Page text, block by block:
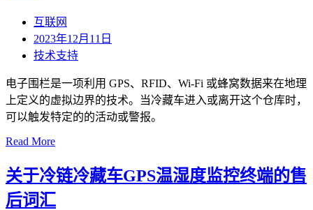
互联网
2023年12月11日
技术支持
电子围栏是一项利用 GPS、RFID、Wi-Fi 或蜂窝数据来在地理
上定义的虚拟边界的技术。当冷藏车进入或离开这个仓库时，
可以触发特定的的活动或警报。
Read More
关于冷链冷藏车GPS温湿度监控终端的售
后词汇